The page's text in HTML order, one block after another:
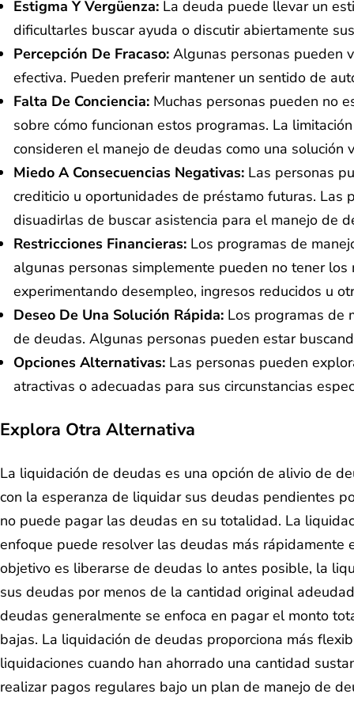
Estigma Y Vergüenza: La deuda puede llevar un
dificultarles buscar ayuda o discutir abiertamente
Percepción De Fracaso: Algunas personas pueden
efectiva. Pueden preferir mantener un sentido de
Falta De Conciencia: Muchas personas pueden no
sobre cómo funcionan estos programas. La
consideren el manejo de deudas como una solución
Miedo A Consecuencias Negativas: Las personas
crediticio u oportunidades de préstamo futuras. Las
disuadirlas de buscar asistencia para el manejo de
Restricciones Financieras: Los programas de
algunas personas simplemente pueden no tener
experimentando desempleo, ingresos reducidos u
Deseo De Una Solución Rápida: Los programas de
de deudas. Algunas personas pueden estar
Opciones Alternativas: Las personas pueden
atractivas o adecuadas para sus circunstancias
Explora Otra Alternativa
La liquidación de deudas es una opción de alivio de
con la esperanza de liquidar sus deudas pendientes
no puede pagar las deudas en su totalidad. La
enfoque puede resolver las deudas más rápidamente
objetivo es liberarse de deudas lo antes posible, la
sus deudas por menos de la cantidad original
deudas generalmente se enfoca en pagar el monto
bajas. La liquidación de deudas proporciona más
liquidaciones cuando han ahorrado una cantidad
realizar pagos regulares bajo un plan de manejo de